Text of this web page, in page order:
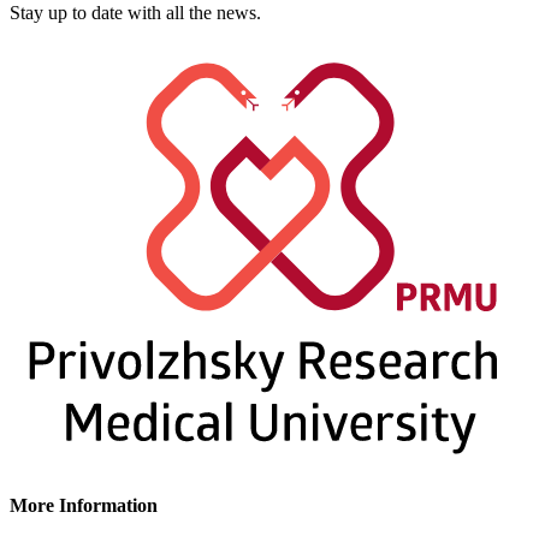
Stay up to date with all the news.
More Information